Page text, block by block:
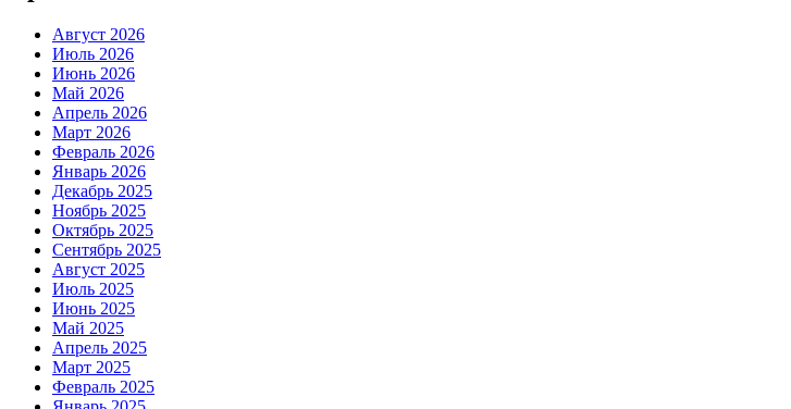
Август 2026
Июль 2026
Июнь 2026
Май 2026
Апрель 2026
Март 2026
Февраль 2026
Январь 2026
Декабрь 2025
Ноябрь 2025
Октябрь 2025
Сентябрь 2025
Август 2025
Июль 2025
Июнь 2025
Май 2025
Апрель 2025
Март 2025
Февраль 2025